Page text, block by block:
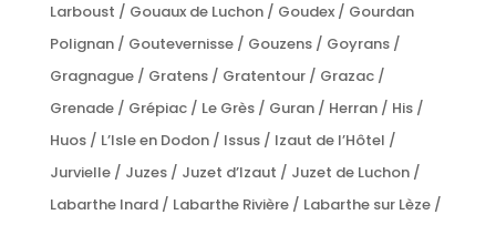
Larboust / Gouaux de Luchon / Goudex / Gourdan
Polignan / Goutevernisse / Gouzens / Goyrans /
Gragnague / Gratens / Gratentour / Grazac /
Grenade / Grépiac / Le Grès / Guran / Herran / His /
Huos / L’Isle en Dodon / Issus / Izaut de l’Hôtel /
Jurvielle / Juzes / Juzet d’Izaut / Juzet de Luchon /
Labarthe Inard / Labarthe Rivière / Labarthe sur Lèze /